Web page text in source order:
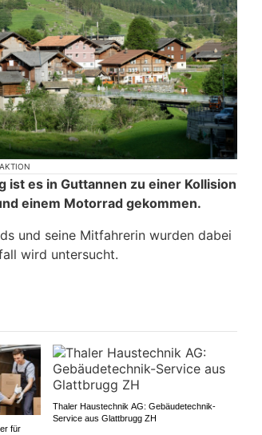
ist es in Guttannen zu einer Kollision
einem Motorrad gekommen.
und seine Mitfahrerin wurden dabei
wird untersucht.
für
Thaler Haustechnik AG: Gebäudetechnik-
Service aus Glattbrugg ZH